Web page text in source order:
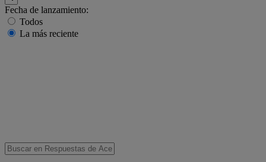
Fecha de lanzamiento:
Todos
La más reciente